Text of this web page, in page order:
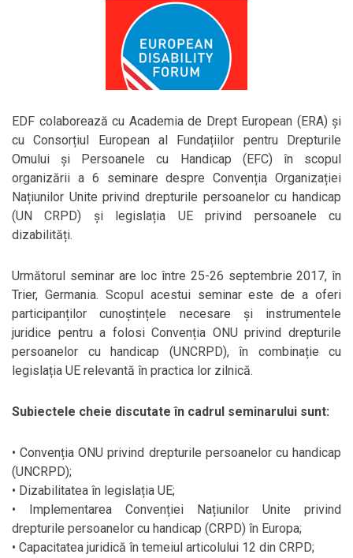
EDF colaborează cu Academia de Drept European (ERA) și
cu Consorțiul European al Fundațiilor pentru Drepturile
Omului și Persoanele cu Handicap (EFC) în scopul
organizării a 6 seminare despre Convenția Organizației
Națiunilor Unite privind drepturile persoanelor cu handicap
(UN CRPD) și legislația UE privind persoanele cu
dizabilități.
Următorul seminar are loc între 25-26 septembrie 2017, în
Trier, Germania. Scopul acestui seminar este de a oferi
participanților cunoștințele necesare și instrumentele
juridice pentru a folosi Convenția ONU privind drepturile
persoanelor cu handicap (UNCRPD), în combinație cu
legislația UE relevantă în practica lor zilnică.
Subiectele cheie discutate în cadrul seminarului sunt:
• Convenția ONU privind drepturile persoanelor cu handicap
(UNCRPD);
• Dizabilitatea în legislația UE;
• Implementarea Convenției Națiunilor Unite privind
drepturile persoanelor cu handicap (CRPD) în Europa;
• Capacitatea juridică în temeiul articolului 12 din CRPD;